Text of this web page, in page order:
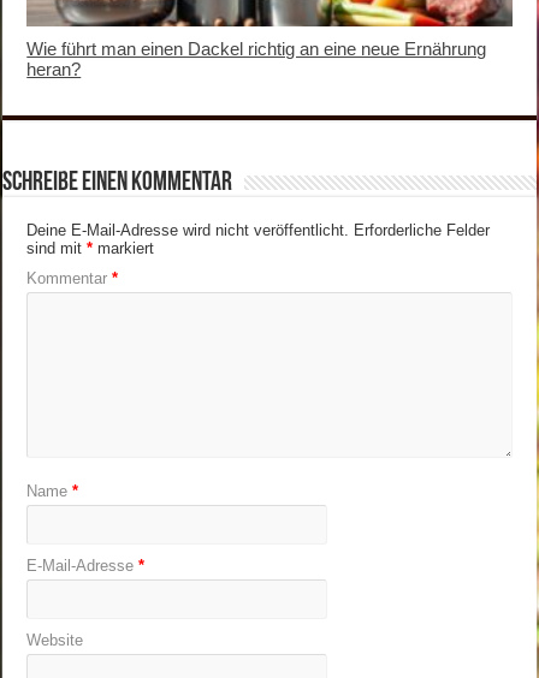
Wie führt man einen Dackel richtig an eine neue Ernährung
heran?
Schreibe einen Kommentar
Deine E-Mail-Adresse wird nicht veröffentlicht.
Erforderliche Felder
sind mit* markiert
Kommentar*
Name*
E-Mail-Adresse*
Website